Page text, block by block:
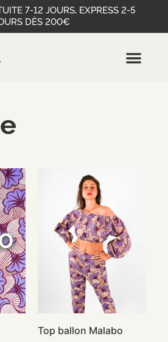
7-12 JOURS, EXPRESS 2-5
DÈS 200€
Top ballon Malabo